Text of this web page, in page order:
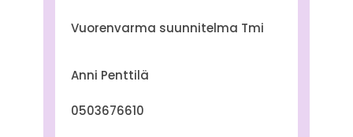
Vuorenvarma suunnitelma Tmi
Anni Penttilä
0503676610